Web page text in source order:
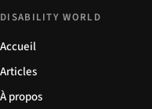
DISABILITY WORLD
Accueil
Articles
À propos